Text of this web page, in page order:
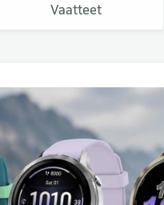
Vaatteet